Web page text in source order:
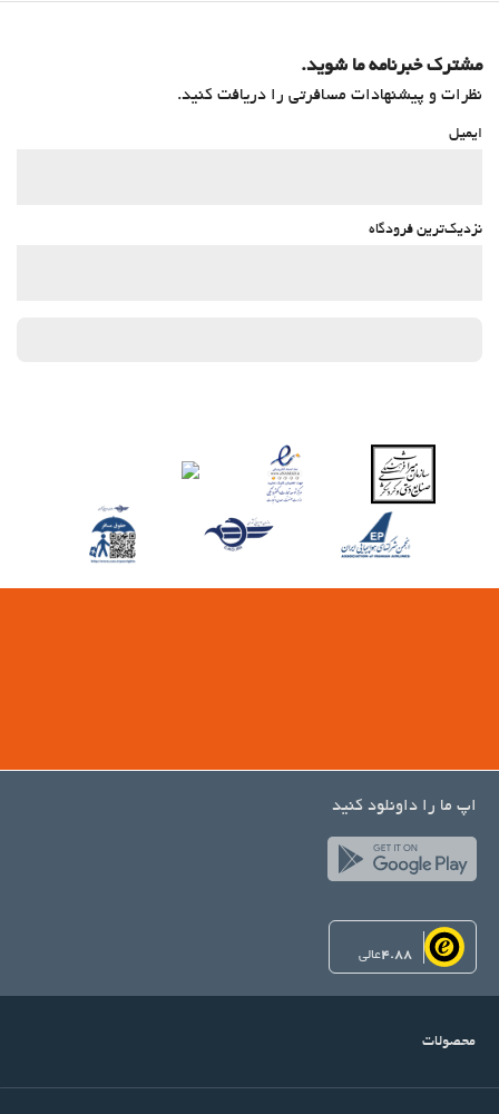
مشترک خبرنامه ما شوید.
نظرات و پیشنهادات مسافرتی را دریافت کنید.
ایمیل
نزدیک‌ترین فرودگاه
اپ ما را داونلود کنید
4.88عالی
محصولات